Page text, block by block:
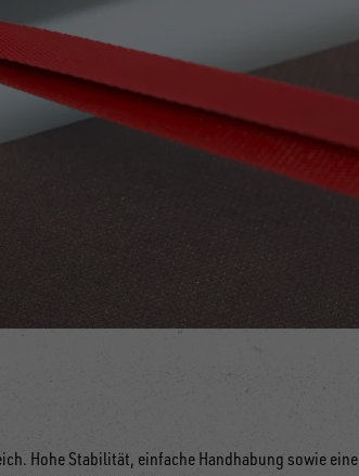
Hohe Stabilität, einfache Handhabung sowie eine